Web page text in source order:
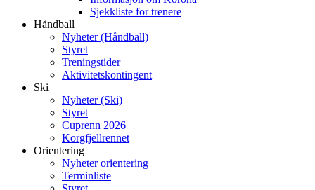
Sjekkliste for trenere
Håndball
Nyheter (Håndball)
Styret
Treningstider
Aktivitetskontingent
Ski
Nyheter (Ski)
Styret
Cuprenn 2026
Korgfjellrennet
Orientering
Nyheter orientering
Terminliste